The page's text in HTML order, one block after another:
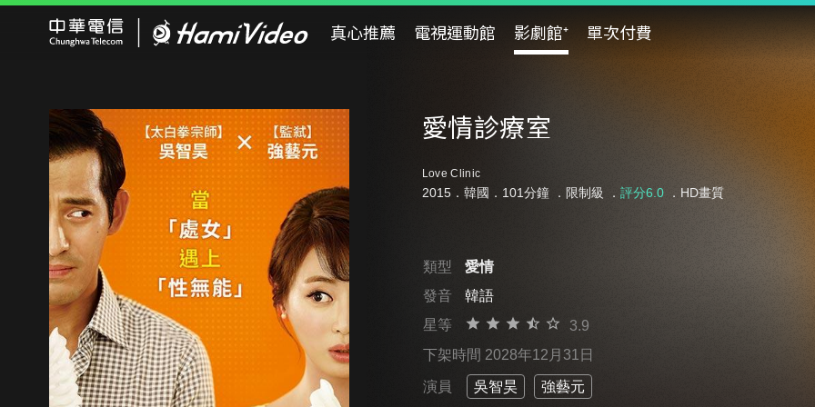
真心推薦 電視運動館 影劇館⁺ 單次付費
愛情診療室
Love Clinic
2015．韓國．101分鐘 ． 限制級 ． 評分6.0．HD畫質
類型
愛情
發音
韓語
星等
3.9
下架時間 2028年12月31日
演員 吳智昊 強藝元